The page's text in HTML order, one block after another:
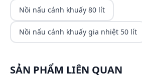
Nồi nấu cánh khuấy 80 lít
Nồi nấu cánh khuấy gia nhiệt 50 lít
SẢN PHẨM LIÊN QUAN